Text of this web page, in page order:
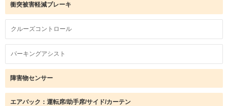
衝突被害軽減ブレーキ
クルーズコントロール
パーキングアシスト
障害物センサー
エアバック：運転席/助手席/サイド/カーテン